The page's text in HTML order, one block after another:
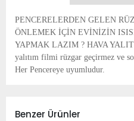
PENCERELERDEN GELEN
ÖNLEMEK İÇİN EVİNİZİN
YAPMAK LAZIM ? HAVA
yalıtım filmi rüzgar geçirmez ve
Her Pencereye uyumludur.
Benzer Ürünler